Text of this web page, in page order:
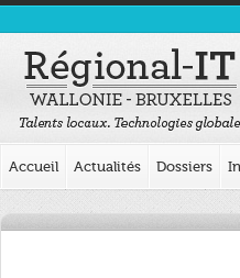
Accueil Actualités Dossiers